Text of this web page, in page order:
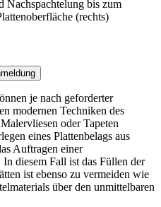
Nachspachtelung bis zum
(rechts)
je nach geforderter
modernen Techniken des
oder Tapeten
eines Plattenbelags aus
Auftragen einer
diesem Fall ist das Füllen der
ist ebenso zu vermeiden wie
über den unmittelbaren